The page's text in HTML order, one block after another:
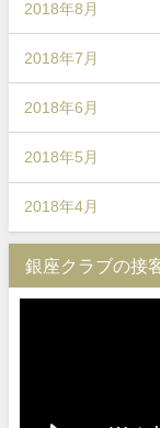
2018年8月
2018年7月
2018年6月
2018年5月
2018年4月
銀座クラブの接